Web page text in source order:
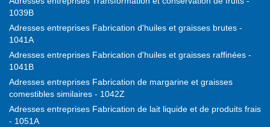
1039B
Adresses entreprises Fabrication d'huiles et graisses brutes -
1041A
Adresses entreprises Fabrication d'huiles et graisses raffinées -
1041B
Adresses entreprises Fabrication de margarine et graisses
comestibles similaires - 1042Z
Adresses entreprises Fabrication de lait liquide et de produits frais
- 1051A